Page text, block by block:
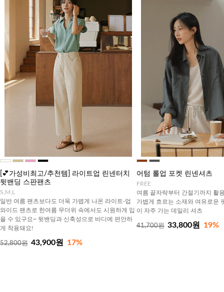
[💕가성비최고/추천템] 라이트업 린넨터치
뒷밴딩 스판팬츠
S,M,L
일반 여름 팬츠보다도 더욱 가볍게 나온 라이트-업
와이드 팬츠로 한여름 무더위 속에서도 시원하게 입
을 수 있구요~ 뒷밴딩과 신축성으로 바디에 편안하
게 착용돼요!
52,800원 43,900원 17%
어텀 롤업 포켓 린넨셔츠
FREE
여름 끝자락부터 간절기까지 활
가볍게 흐르는 소재와 여유로운
이 자주 가는 데일리 셔츠
41,700원 33,800원 19%